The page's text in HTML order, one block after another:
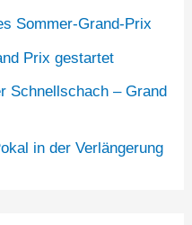
Sommer-Grand-Prix
Prix gestartet
Schnellschach – Grand
in der Verlängerung